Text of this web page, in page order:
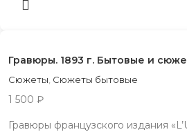
Гравюры. 1893 г. Бытовые и
Сюжеты Сюжеты бытовые
1 500 ₽
Гравюры французского издания